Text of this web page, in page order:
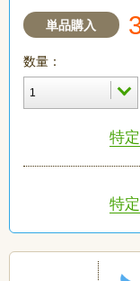
単品購入
数量：
特
特